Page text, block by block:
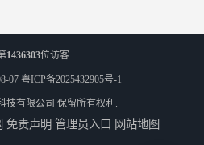
1436303位访客
07 粤ICP备2025432905号-1
技有限公司 保留所有权利.
免责声明 管理员入口 网站地图